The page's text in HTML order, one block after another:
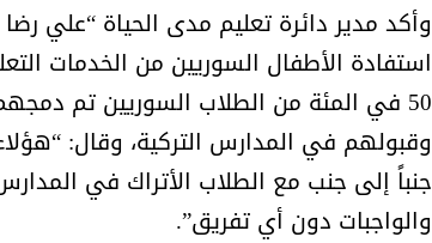
وأكد مدير دائرة تعليم مدى الحياة “علي
استفادة الأطفال السوريين من الخدمات
50 في المئة من الطلاب السوريين تم
وقبولهم في المدارس التركية، وقال:
جنباً إلى جنب مع الطلاب الأتراك في
والواجبات دون أي تفريق”.